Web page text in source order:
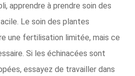
apprendre à prendre soin des
Le soin des plantes
une fertilisation limitée, mais ce
Si les échinacées sont
essayez de travailler dans